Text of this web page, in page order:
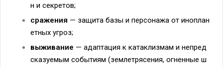
н и секретов;
сражения — защита базы и персонажа от иноплан
етных угроз;
выживание — адаптация к катаклизмам и непред
сказуемым событиям (землетрясения, огненные ш